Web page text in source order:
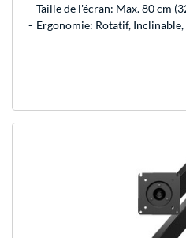
Taille de l'écran: Max. 80 cm
Ergonomie: Rotatif,